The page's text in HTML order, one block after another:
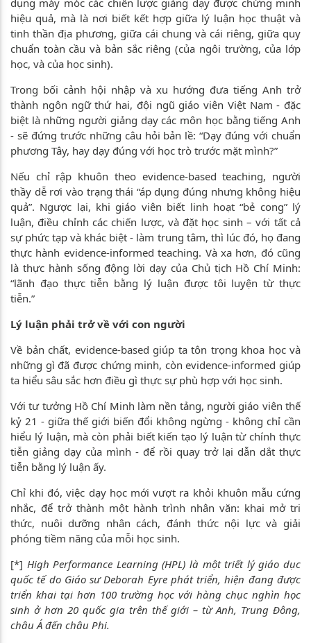
dụng máy móc các chiến lược giảng dạy được chứng minh
hiệu quả, mà là nơi biết kết hợp giữa lý luận học thuật và
tinh thần địa phương, giữa cái chung và cái riêng, giữa quy
chuẩn toàn cầu và bản sắc riêng (của ngôi trường, của lớp
học, và của học sinh).
Trong bối cảnh hội nhập và xu hướng đưa tiếng Anh trở
thành ngôn ngữ thứ hai, đội ngũ giáo viên Việt Nam - đặc
biệt là những người giảng dạy các môn học bằng tiếng Anh
- sẽ đứng trước những câu hỏi bản lề: “Dạy đúng với chuẩn
phương Tây, hay dạy đúng với học trò trước mặt mình?”
Nếu chỉ rập khuôn theo evidence-based teaching, người
thầy dễ rơi vào trạng thái “áp dụng đúng nhưng không hiệu
quả”. Ngược lại, khi giáo viên biết linh hoạt “bẻ cong” lý
luận, điều chỉnh các chiến lược, và đặt học sinh – với tất cả
sự phức tạp và khác biệt - làm trung tâm, thì lúc đó, họ đang
thực hành evidence-informed teaching. Và xa hơn, đó cũng
là thực hành sống động lời dạy của Chủ tịch Hồ Chí Minh:
“lãnh đạo thực tiễn bằng lý luận được tôi luyện từ thực
tiễn.”
Lý luận phải trở về với con người
Về bản chất, evidence-based giúp ta tôn trọng khoa học và
những gì đã được chứng minh, còn evidence-informed giúp
ta hiểu sâu sắc hơn điều gì thực sự phù hợp với học sinh.
Với tư tưởng Hồ Chí Minh làm nền tảng, người giáo viên thế
kỷ 21 - giữa thế giới biến đổi không ngừng - không chỉ cần
hiểu lý luận, mà còn phải biết kiến tạo lý luận từ chính thực
tiễn giảng dạy của mình - để rồi quay trở lại dẫn dắt thực
tiễn bằng lý luận ấy.
Chỉ khi đó, việc dạy học mới vượt ra khỏi khuôn mẫu cứng
nhắc, để trở thành một hành trình nhân văn: khai mở tri
thức, nuôi dưỡng nhân cách, đánh thức nội lực và giải
phóng tiềm năng của mỗi học sinh.
[*] High Performance Learning (HPL) là một triết lý giáo dục
quốc tế do Giáo sư Deborah Eyre phát triển, hiện đang được
triển khai tại hơn 100 trường học với hàng chục nghìn học
sinh ở hơn 20 quốc gia trên thế giới – từ Anh, Trung Đông,
châu Á đến châu Phi.